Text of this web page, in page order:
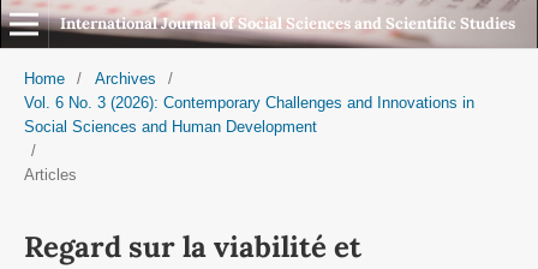
International Journal of Social Sciences and Scientific Studies
Home / Archives
/
Vol. 6 No. 3 (2026): Contemporary Challenges and Innovations in
Social Sciences and Human Development
/
Articles
Regard sur la viabilité et